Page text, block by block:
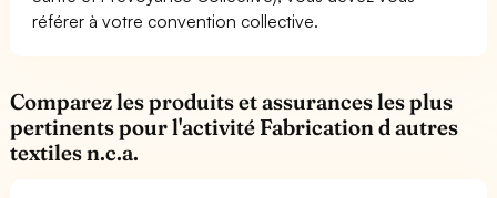
référer à votre convention collective.
Comparez les produits et assurances les plus
pertinents pour l'activité Fabrication d autres
textiles n.c.a.